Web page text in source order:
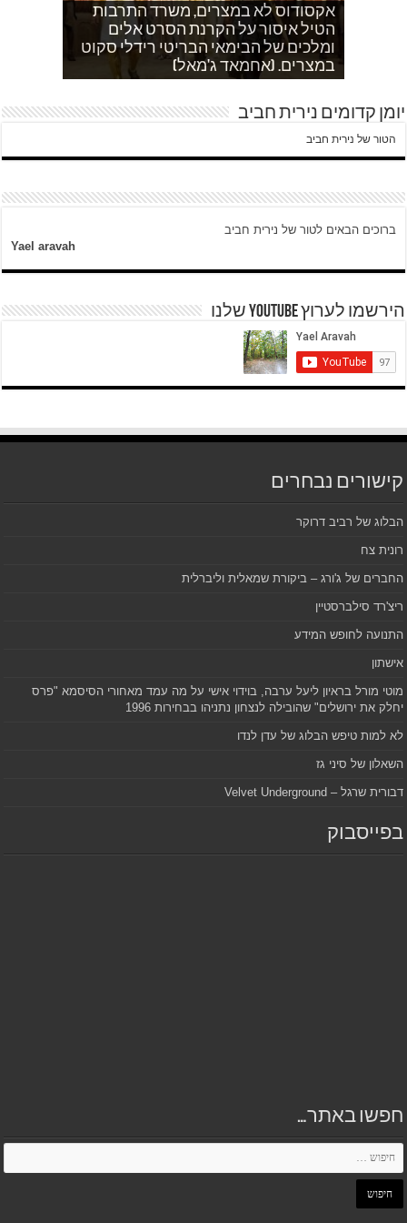
אקסודוס לא במצרים, משרד התרבות
הטיל איסור על הקרנת הסרט אלים
ומלכים של הבימאי הבריטי רידלי סקוט
במצרים. (אחמאד ג'מאל)
אחמד כותב על השאלה שעולה במצרים
לגבי הסכמי קמפ דויד
איך הפכתי לטרוריסט. עדות שסיפר לי
ח'אדר בבית לחם.
עוד בוקר בדרך לגן…סובחייה כותבת ד"ש
מהחיים בין המחסומים במזרח ירושלים
לאדם אני משתדלת לא לספר כלום
וכשיש ירי
אחהצ שקט באום לייסון, בשעות בין
ערביים צור באהר נשקפת פסטורלית
היום לא היו כאן עימותים.
יומן קדומים נירית חביב
הטור של נירית חביב
ברוכים הבאים לטור של נירית חביב
Yael aravah
הירשמו לערוץ YOUTUBE שלנו
קישורים נבחרים
הבלוג של רביב דרוקר
רונית צח
החברים של ג'ורג – ביקורת שמאלית וליברלית
ריצ'רד סילברסטיין
התנועה לחופש המידע
אישתון
מוטי מורל בראיון ליעל ערבה, בוידוי אישי על מה עמד מאחורי הסיסמא "פרס
יחלק את ירושלים" שהובילה לנצחון נתניהו בבחירות 1996
לא למות טיפש הבלוג של עדן לנדו
השאלון של סיני גז
דבורית שרגל – Velvet Underground
בפייסבוק
חפשו באתר…